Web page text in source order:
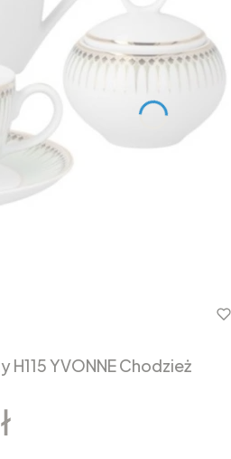
H115 YVONNE Chodzież